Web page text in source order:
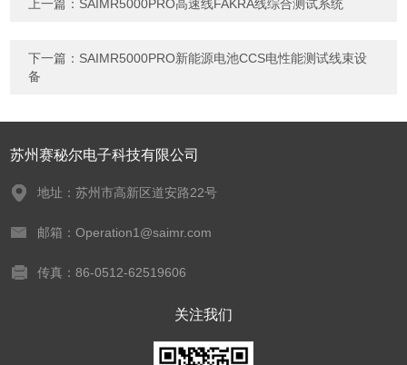
上一篇： SAIMR5000PRO高速线FAKRA线综合测试系统
下一篇： SAIMR5000PRO新能源电池CCS电性能测试线束设
备
苏州赛秘尔电子科技有限公司
地址：苏州市高新区道安路22号
邮箱：Operation1@saimr.com
传真：86-0512-62519606
关注我们